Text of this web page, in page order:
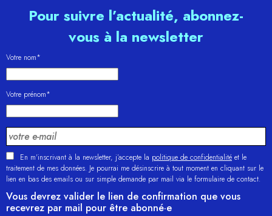
Pour suivre l’actualité, abonnez-
vous à la newsletter
Votre nom*
Votre prénom*
En m'inscrivant à la newsletter, j’accepte la politique de confidentialité et le
traitement de mes données. Je pourrai me désinscrire à tout moment en cliquant sur le
lien en bas des emails ou sur simple demande par mail via le formulaire de contact.
Vous devrez valider le lien de confirmation que vous
recevrez par mail pour être abonné·e